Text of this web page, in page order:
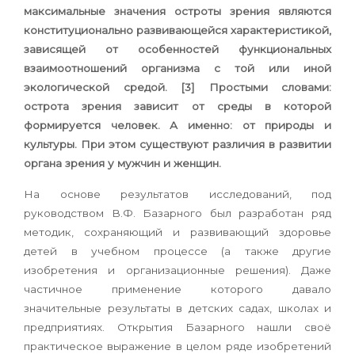
максимальные значения остроты зрения являются
конституцио­нально развивающейся характеристикой,
зависящей от особенно­стей функциональных
взаимоотношений организма с той или иной
экологической средой. [3] Простыми словами:
острота зрения зависит от среды в которой
формируется человек. А именно: от природы и
культуры. При этом существуют различия в развитии
органа зрения у мужчин и женщин.
На основе результатов исследований, под
руководством В.Ф. Базарного был разработан ряд
методик, сохраняющий и развивающий здоровье
детей в учебном процессе (а также другие
изобретения и организационные решения). Даже
частичное применение которого давало
значительные результаты в детских садах, школах и
предприятиях. Открытия Базарного нашли своё
практическое выражение в целом ряде изобретений